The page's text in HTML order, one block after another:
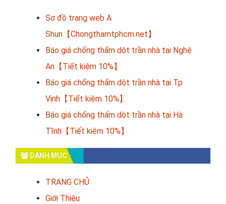
Sơ đồ trang web A
Shun【Chongthamtphcm.net】
Báo giá chống thấm dột trần nhà tại Nghệ
An【Tiết kiệm 10%】
Báo giá chống thấm dột trần nhà tại Tp
Vinh【Tiết kiệm 10%】
Báo giá chống thấm dột trần nhà tại Hà
Tĩnh【Tiết kiệm 10%】
DANH MỤC
TRANG CHỦ
Giới Thiệu